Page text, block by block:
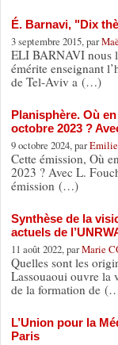
É. Barnavi, "Dix
3 septembre 2015, par
ELI BARNAVI nous
émérite enseignant
de Tel-Aviv a (…)
Planisphère. Où
octobre 2023 ?
9 octobre 2024, par
Cette émission, Où
2023 ? Avec L.
émission (…)
Synthèse de la
actuels de
11 août 2022, parMarie
Quelles sont les
Lassouaoui ouvre la
de la formation de
L’Union pour la
Paris